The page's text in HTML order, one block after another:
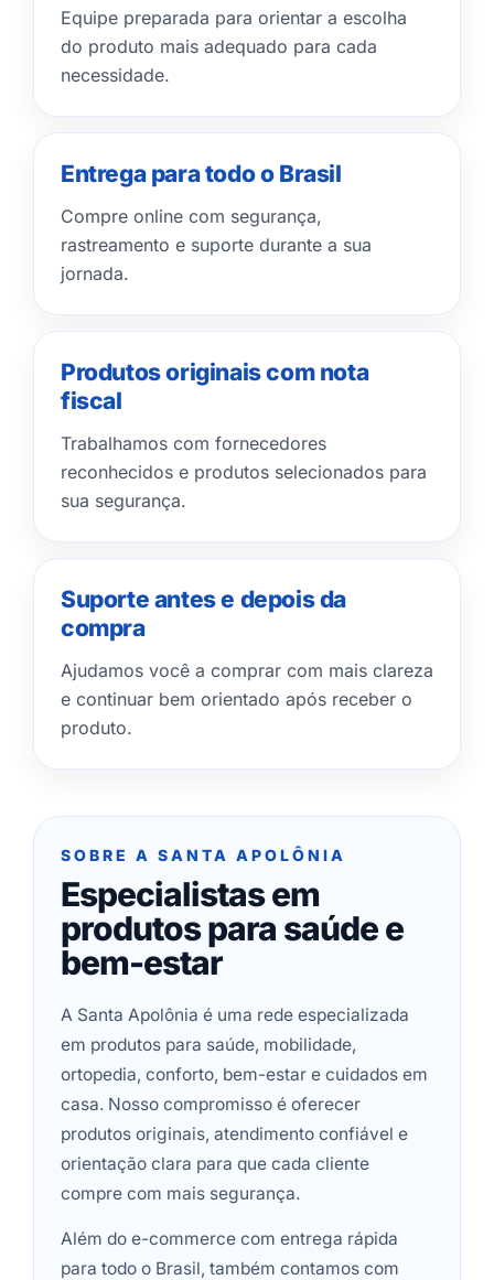
Equipe preparada para orientar a escolha
do produto mais adequado para cada
necessidade.
Entrega para todo o Brasil
Compre online com segurança,
rastreamento e suporte durante a sua
jornada.
Produtos originais com nota
fiscal
Trabalhamos com fornecedores
reconhecidos e produtos selecionados para
sua segurança.
Suporte antes e depois da
compra
Ajudamos você a comprar com mais clareza
e continuar bem orientado após receber o
produto.
SOBRE A SANTA APOLÔNIA
Especialistas em
produtos para saúde e
bem-estar
A Santa Apolônia é uma rede especializada
em produtos para saúde, mobilidade,
ortopedia, conforto, bem-estar e cuidados em
casa. Nosso compromisso é oferecer
produtos originais, atendimento confiável e
orientação clara para que cada cliente
compre com mais segurança.
Além do e-commerce com entrega rápida
para todo o Brasil, também contamos com